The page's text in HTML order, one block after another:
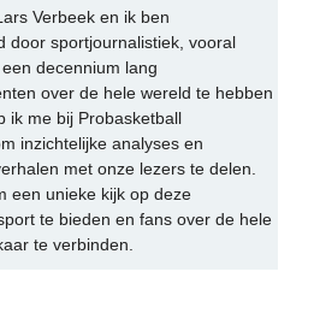
Verbeek en ik ben
door sportjournalistiek, vooral
decennium lang
over de hele wereld te hebben
ik me bij Probasketball
inzichtelijke analyses en
met onze lezers te delen.
een unieke kijk op deze
te bieden en fans over de hele
te verbinden.